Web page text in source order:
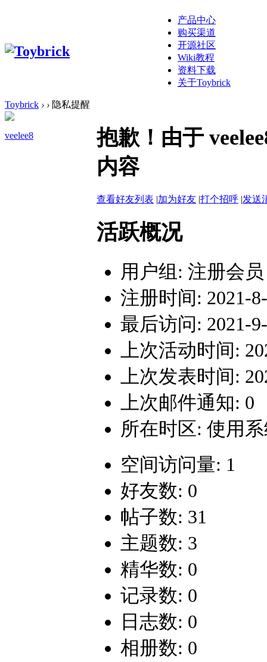
产品中心
购买渠道
开源社区
Wiki教程
资料下载
关于Toybrick
Toybrick › › 隐私提醒
veelee8
抱歉！由于
内容
查看好友列表 |加为好友 |打个招呼 |发送
活跃概况
用户组: 注册会员
注册时间: 2021-
最后访问: 2021-
上次活动时间:
上次发表时间:
上次邮件通知: 0
所在时区: 使用
空间访问量: 1
好友数: 0
帖子数: 31
主题数: 3
精华数: 0
记录数: 0
日志数: 0
相册数: 0